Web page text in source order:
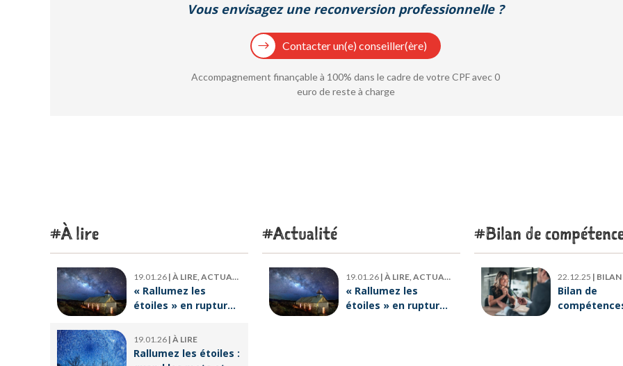
Vous envisagez une reconversion professionnelle ?
Contacter un(e) conseiller(ère)
Accompagnement finançable à 100% dans le cadre de votre CPF avec 0
euro de reste à charge
À lire
19.01.26 | À LIRE, ACTUALITÉ
« Rallumez les
étoiles » en rupture
le livre d’Emeric
Lebreton dès
maintenant ?
19.01.26 | À LIRE
Rallumez les étoiles :
Actualité
19.01.26 | À LIRE, ACTUALITÉ
« Rallumez les
étoiles » en rupture
Bilan de
22.12.25 | BILAN DE
Bilan de